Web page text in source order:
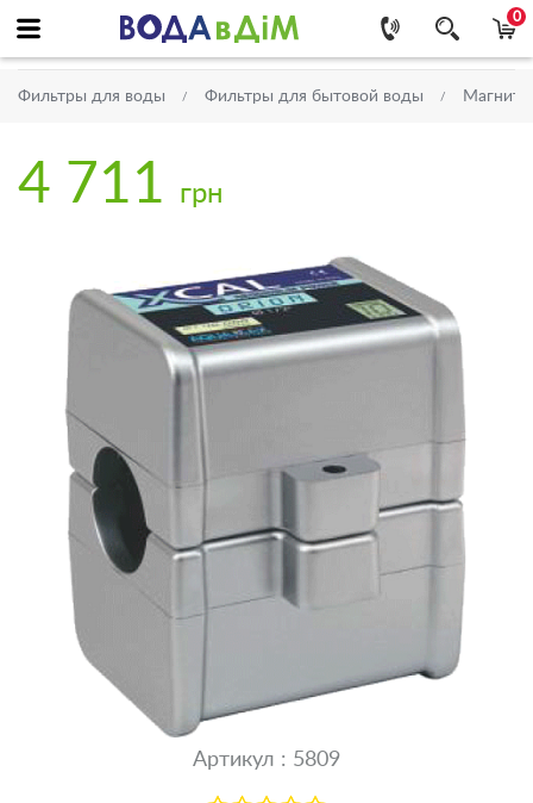
0
Фильтры для воды Фильтры для бытовой воды
4 711 грн
Артикул : 5809